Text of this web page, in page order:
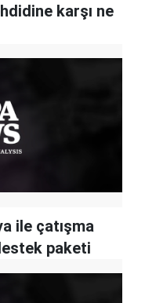
karşı ne
ile çatışma
paketi